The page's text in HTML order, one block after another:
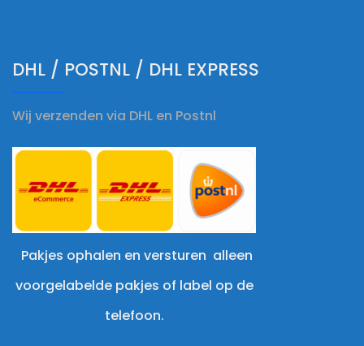
DHL / POSTNL / DHL EXPRESS
Wij verzenden via DHL en Postnl
Pakjes ophalen en versturen alleen
voorgelabelde pakjes of label op de
telefoon.